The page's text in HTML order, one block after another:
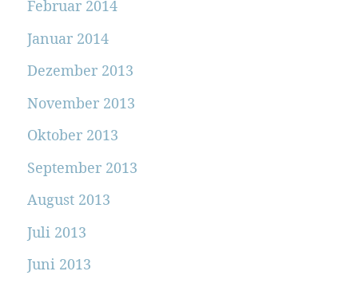
Februar 2014
Januar 2014
Dezember 2013
November 2013
Oktober 2013
September 2013
August 2013
Juli 2013
Juni 2013